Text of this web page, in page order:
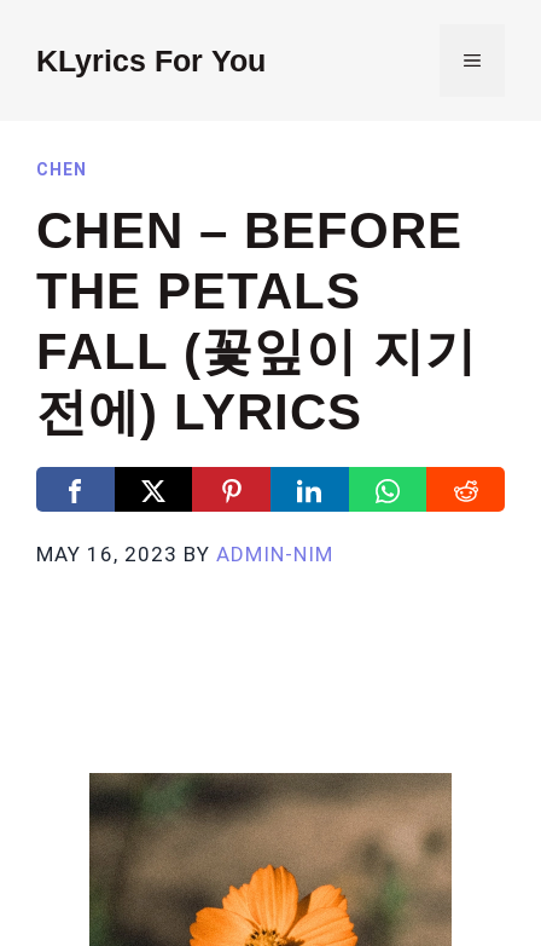
contentKLyrics For You MENU
CHEN
CHEN – BEFORE
THE PETALS
FALL (꽃잎이 지기
전에) LYRICS
MAY 16, 2023 BY ADMIN-NIM